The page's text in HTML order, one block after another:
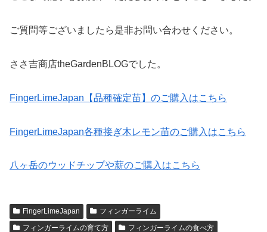
ご質問等ございましたら是非お問い合わせください。
ささ吉商店theGardenBLOGでした。
FingerLimeJapan【品種確定苗】のご購入はこちら
FingerLimeJapan各種接ぎ木レモン苗のご購入はこちら
八ヶ岳のウッドチップや薪のご購入はこちら
FingerLimeJapan
フィンガーライム
フィンガーライムの育て方
フィンガーライムの食べ方